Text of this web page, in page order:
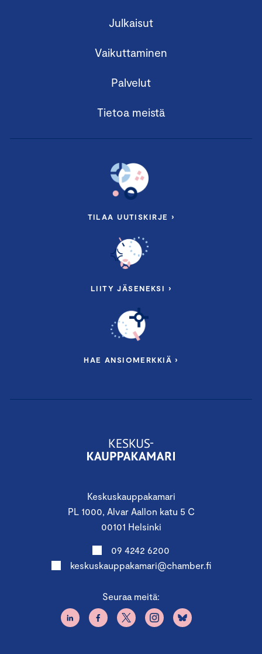
Keskuskauppakamari
PL 1000, Alvar Aallon katu 5 C
00101 Helsinki
09 4242 6200
keskuskauppakamari@chamber.fi
Seuraa meitä:
Julkaisut
Vaikuttaminen
Palvelut
Tietoa meistä
TILAA UUTISKIRJE ›
LIITY JÄSENEKSI ›
HAE ANSIOMERKKIÄ ›